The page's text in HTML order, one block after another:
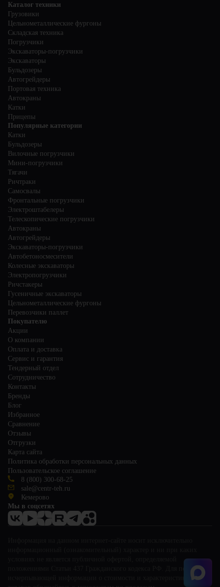
Каталог техники
Грузовики
Цельнометаллические фургоны
Складская техника
Погрузчики
Экскаваторы-погрузчики
Экскаваторы
Бульдозеры
Автогрейдеры
Портовая техника
Автокраны
Катки
Прицепы
Популярные категории
Катки
Бульдозеры
Вилочные погрузчики
Мини-погрузчики
Тягачи
Ричтраки
Самосвалы
Фронтальные погрузчики
Электроштабелеры
Телескопические погрузчики
Автокраны
Автогрейдеры
Экскаваторы-погрузчики
Автобетоносмесители
Колесные экскаваторы
Электропогрузчики
Ричстакеры
Гусеничные экскаваторы
Цельнометаллические фургоны
Перевозчики паллет
Покупателю
Акции
О компании
Оплата и доставка
Сервис и гарантия
Тендерный отдел
Сотрудничество
Контакты
Бренды
Блог
Избранное
Сравнение
Отзывы
Отгрузки
Карта сайта
Политика обработки персональных данных
Пользовательское соглашение
8 (800) 300-68-25
sale@centr-teh.ru
Кемерово
Мы в соцсетях
положениями Статьи 437 Гражданского кодекса РФ. Для получения
исчерпывающей информации о стоимости и характеристиках